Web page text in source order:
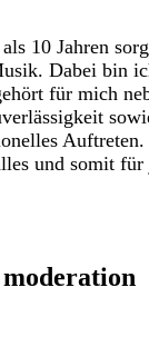
10 Jahren
Dabei bin
für mich
und somit für